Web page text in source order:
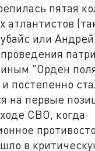
пятая
атлантистов
или Андрей
"Орден
постепенно
на первые
СВО, когда
в